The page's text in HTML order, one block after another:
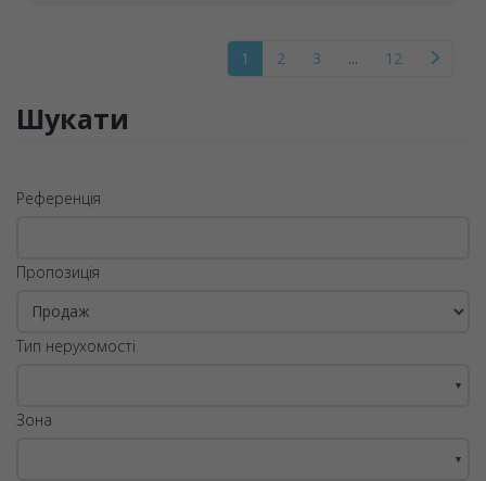
1 2 3 ... 12
Шукати
Референція
Пропозиція
Тип нерухомості
▼
Зона
▼